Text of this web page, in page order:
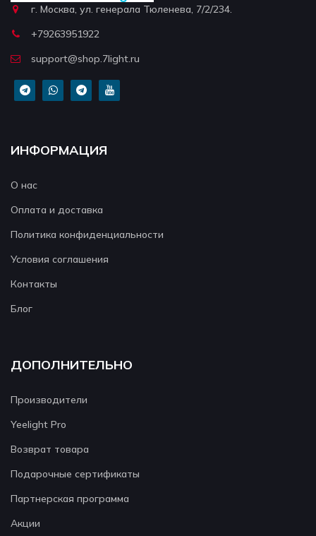
г. Москва, ул. генерала Тюленева, 7/2/234.
+79263951922
support@shop.7light.ru
ИНФОРМАЦИЯ
О нас
Оплата и доставка
Политика конфиденциальности
Условия соглашения
Контакты
Блог
ДОПОЛНИТЕЛЬНО
Производители
Yeelight Pro
Возврат товара
Подарочные сертификаты
Партнерская программа
Акции